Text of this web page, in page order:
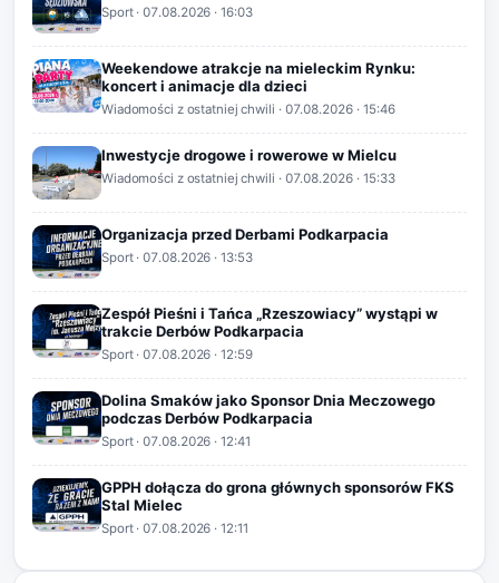
Sport·07.08.2026 · 16:03
Weekendowe atrakcje na mieleckim Rynku:
koncert i animacje dla dzieci
Wiadomości z ostatniej chwili · 07.08.2026· 15:46
Inwestycje drogowe i rowerowe w Mielcu
Wiadomości z ostatniej chwili · 07.08.2026· 15:33
Organizacja przed Derbami Podkarpacia
Sport·07.08.2026 · 13:53
Zespół Pieśni i Tańca „Rzeszowiacy” wystąpi w
trakcie Derbów Podkarpacia
Sport·07.08.2026 · 12:59
Dolina Smaków jako Sponsor Dnia Meczowego
podczas Derbów Podkarpacia
Sport·07.08.2026 · 12:41
GPPH dołącza do grona głównych sponsorów FKS
Stal Mielec
Sport·07.08.2026 · 12:11